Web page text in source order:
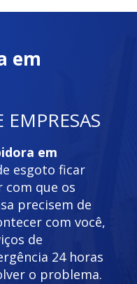
em
EMPRESAS
em
esgoto ficar
com que os
precisem de
com você,
de
24 horas
o problema.